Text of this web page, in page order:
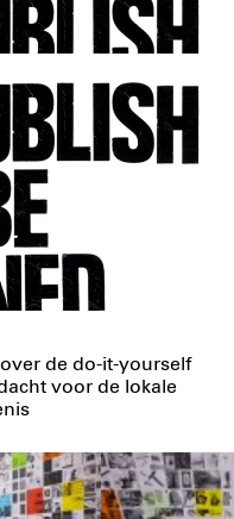
de do-it-yourself
voor de lokale